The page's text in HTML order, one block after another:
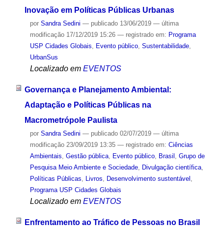
Inovação em Políticas Públicas Urbanas
por Sandra Sedini — publicado13/06/2019 — última
modificação17/12/2019 15:26 — registrado em: Programa
USP Cidades Globais, Evento público, Sustentabilidade,
UrbanSus
Localizado em EVENTOS
Governança e Planejamento Ambiental:
Adaptação e Políticas Públicas na
Macrometrópole Paulista
por Sandra Sedini — publicado02/07/2019 — última
modificação23/09/2019 13:35 — registrado em: Ciências
Ambientais, Gestão pública, Evento público, Brasil , Grupo de
Pesquisa Meio Ambiente e Sociedade, Divulgação científica,
Políticas Públicas, Livros, Desenvolvimento sustentável ,
Programa USP Cidades Globais
Localizado em EVENTOS
Enfrentamento ao Tráfico de Pessoas no Brasil